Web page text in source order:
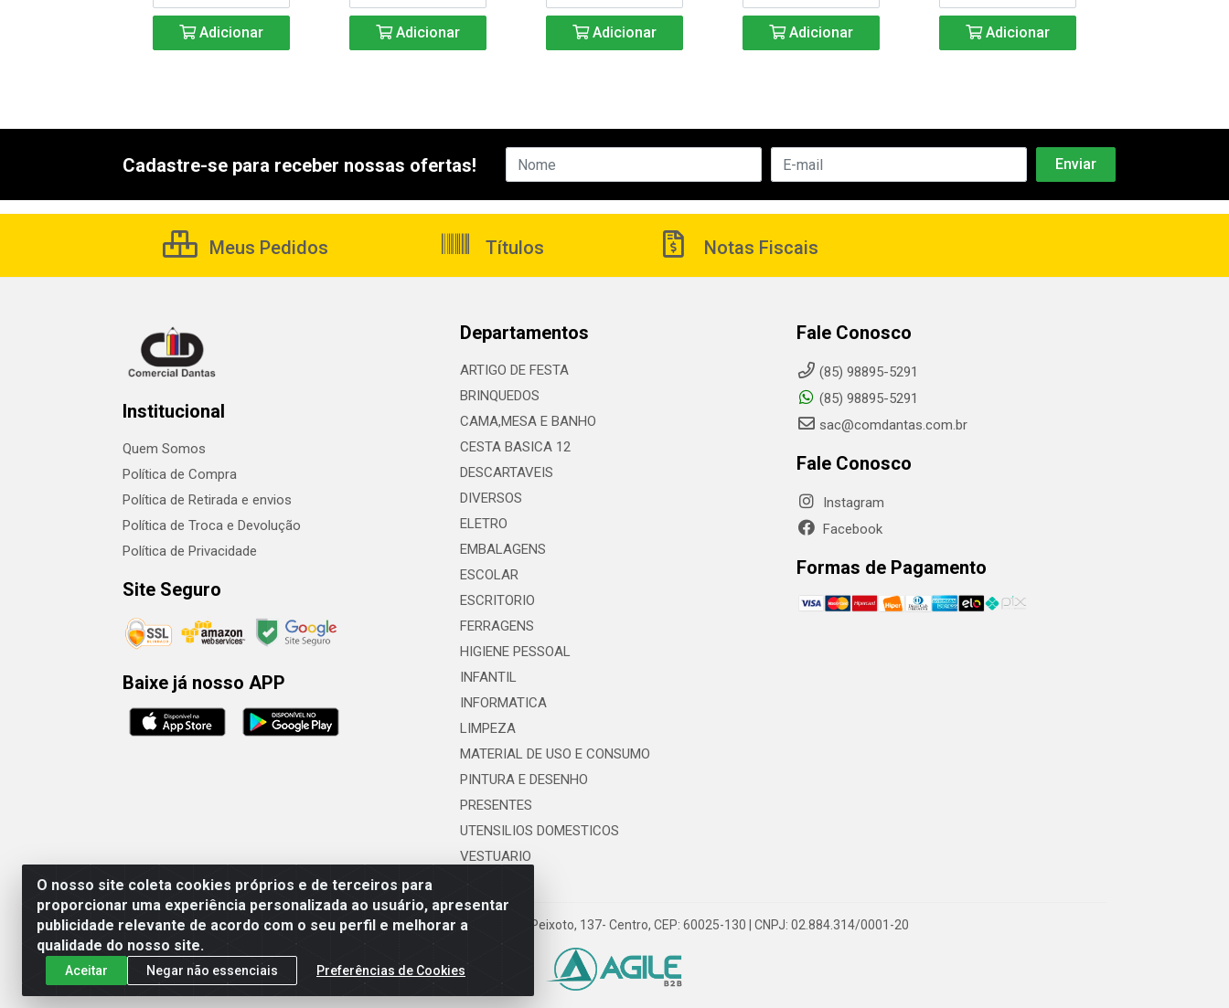
Adicionar Adicionar Adicionar Adicionar Adicionar
O nosso site coleta cookies próprios e de terceiros para
proporcionar uma experiência personalizada ao usuário, apresentar
publicidade relevante de acordo com o seu perfil e melhorar a
qualidade do nosso site.
Aceitar Negar não essenciais Preferências de Cookies
Cadastre-se para receber nossas ofertas!
Meus Pedidos Títulos Notas Fiscais
Institucional
Quem Somos
Política de Compra
Política de Retirada e envios
Política de Troca e Devolução
Política de Privacidade
Site Seguro
Baixe já nosso APP
Departamentos
ARTIGO DE FESTA
BRINQUEDOS
CAMA,MESA E BANHO
CESTA BASICA 12
DESCARTAVEIS
DIVERSOS
ELETRO
EMBALAGENS
ESCOLAR
ESCRITORIO
FERRAGENS
HIGIENE PESSOAL
INFANTIL
INFORMATICA
LIMPEZA
MATERIAL DE USO E CONSUMO
PINTURA E DESENHO
PRESENTES
UTENSILIOS DOMESTICOS
VESTUARIO
Fale Conosco
(85) 98895-5291
(85) 98895-5291
sac@comdantas.com.br
Fale Conosco
Instagram
Facebook
Formas de Pagamento
Rafael & Dantas LTDA - Rua Floriano Peixoto, 137- Centro, CEP: 60025-130 | CNPJ: 02.884.314/0001-20